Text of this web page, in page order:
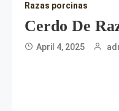
Razas porcinas
Cerdo De
April 4, 2025